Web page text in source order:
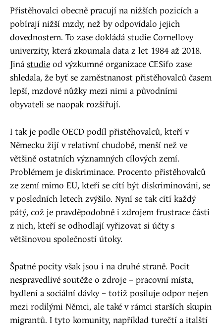
Přistěhovalci obecně pracují na nižších pozicích a
pobírají nižší mzdy, než by odpovídalo jejich
dovednostem. To zase dokládá studie Cornellovy
univerzity, která zkoumala data z let 1984 až 2018.
Jiná studie od výzkumné organizace CESifo zase
shledala, že byť se zaměstnanost přistěhovalců časem
lepší, mzdové nůžky mezi nimi a původními
obyvateli se naopak rozšiřují.
I tak je podle OECD podíl přistěhovalců, kteří v
Německu žijí v relativní chudobě, menší než ve
většině ostatních významných cílových zemí.
Problémem je diskriminace. Procento přistěhovalců
ze zemí mimo EU, kteří se cítí být diskriminováni, se
v posledních letech zvýšilo. Nyní se tak cítí každý
pátý, což je pravděpodobně i zdrojem frustrace části
z nich, kteří se odhodlají vyřizovat si účty s
většinovou společností útoky.
Špatné pocity však jsou i na druhé straně. Pocit
nespravedlivé soutěže o zdroje – pracovní místa,
bydlení a sociální dávky – totiž posiluje odpor nejen
mezi rodilými Němci, ale také v rámci starších skupin
migrantů. I tyto komunity, například turečtí a italští